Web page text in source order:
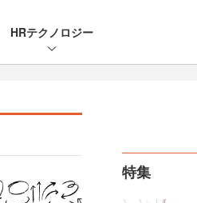
HRテクノロジー
特集